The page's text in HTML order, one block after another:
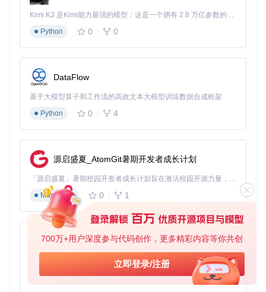
700万+用户深度参与代码创作，更多精彩内容等你共创
立即登录/注册
对于企业IT部门来说，为大量Mac设备部署统一的操作系统是
一项常规任务。使用Mist，管理员可以快速下载所需的macOS
式，然后使用部署工具进行批量安装，大大提高了工作效率。
教育机构的教学环境搭建
教育机构往往需要在实验室中为不同课程准备不同版本的mac
版软件兼容性测试，而设计课程则需要最新的macOS Tahoe
以利用新的图形特性。
数据恢复与系统修复
当Mac设备出现系统故障时，拥有合适的安装器是进行数据恢
复和系统修复的关键。Mist可以帮助用户快速下载与故障设备
兼容的macOS版本，创建启动盘进行系统修复。例如，用户
的MacBook无法启动，通过Mist下载对应型号的固件和安装
软件开发的多版本测试
Kimi K3 是Kimi能力最强的模型：这是一个拥有 2.8 万亿参数的混合专家（MoE）模型，具备原生视觉理解能力，并支持 100 万 token 的上下文窗口。
Python
0 0
DataFlow
基于大模型算子和工作流的高效文本大模型训练数据合成框架
Python
0 4
源启盛夏_AtomGit暑期开发者成长计划
「源启盛夏」暑期校园开发者成长计划旨在激活校园开源力量，通过积分激励、认证扶持、资源倾斜等形式，引导高校组织和开发者完成「入驻 — 建项目 — 做贡献 — 获认证 — 得资源」的完整闭环。无论你是想带领社团入驻平台的组织者，还是希望用代码贡献证明自己的开发者，都能在这里找到属于你的成长路径。
Markdown
0 1
py-xiaozhi
基于Python的Xiaozhi AI，适用于想要完整Xiaozhi体验而无需拥有专用硬件的用户。
Python
0 1